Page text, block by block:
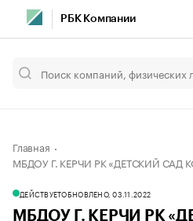
РБК Компании
Главная
ДЕЙСТВУЕТОБНОВЛЕНО, 03.11.2022
МБДОУ Г. КЕРЧИ РК